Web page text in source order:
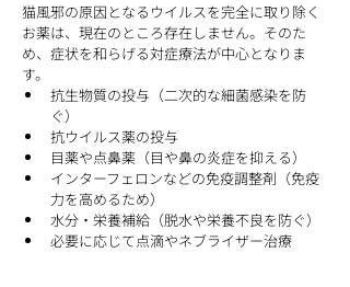
猫風邪の原因となるウイルスを完全に取り除く
お薬は、現在のところ存在しません。そのた
め、症状を和らげる対症療法が中心となりま
す。
抗生物質の投与（二次的な細菌感染を防
ぐ）
抗ウイルス薬の投与
目薬や点鼻薬（目や鼻の炎症を抑える）
インターフェロンなどの免疫調整剤（免疫
力を高めるため）
水分・栄養補給（脱水や栄養不良を防ぐ）
必要に応じて点滴やネブライザー治療